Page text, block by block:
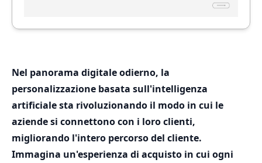
Nel panorama digitale odierno, la
personalizzazione basata sull'intelligenza
artificiale sta rivoluzionando il modo in cui le
aziende si connettono con i loro clienti,
migliorando l'intero percorso del cliente.
Immagina un'esperienza di acquisto in cui ogni